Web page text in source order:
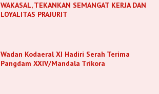
WAKASAL, TEKANKAN SEMANGAT KERJA DAN
LOYALITAS PRAJURIT
Wadan Kodaeral XI Hadiri Serah Terima
Pangdam XXIV/Mandala Trikora